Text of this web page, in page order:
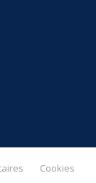
Cookies